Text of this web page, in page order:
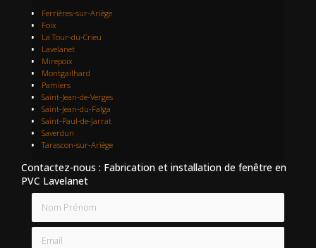
Ferrières-sur-Ariège
Foix
La Tour-du-Crieu
Lavelanet
Mirepoix
Montgailhard
Pamiers
Saint-Jean-de-Verges
Saint-Jean-du-Falga
Saint-Paul-de-Jarrat
Saverdun
Tarascon-sur-Ariège
Contactez-nous : Fabrication et installation de fenêtre en
PVC Lavelanet
Email